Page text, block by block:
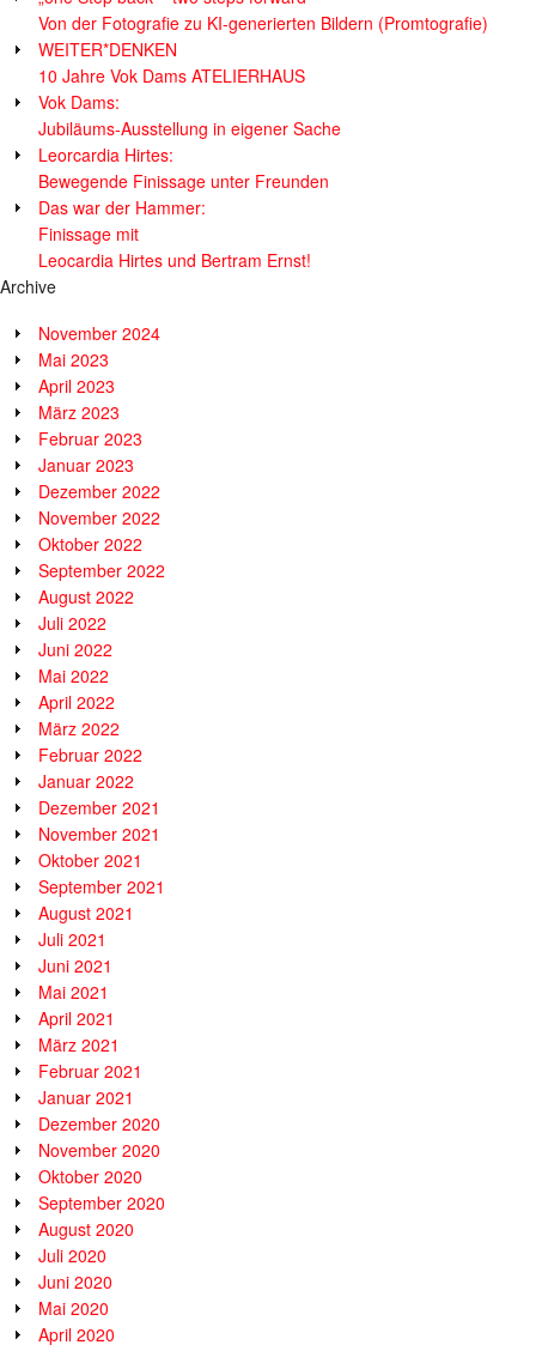
Von der Fotografie zu KI-generierten Bildern (Promtografie)
WEITER*DENKEN
10 Jahre Vok Dams ATELIERHAUS
Vok Dams:
Jubiläums-Ausstellung in eigener Sache
Leorcardia Hirtes:
Bewegende Finissage unter Freunden
Das war der Hammer:
Finissage mit
Leocardia Hirtes und Bertram Ernst!
Archive
November 2024
Mai 2023
April 2023
März 2023
Februar 2023
Januar 2023
Dezember 2022
November 2022
Oktober 2022
September 2022
August 2022
Juli 2022
Juni 2022
Mai 2022
April 2022
März 2022
Februar 2022
Januar 2022
Dezember 2021
November 2021
Oktober 2021
September 2021
August 2021
Juli 2021
Juni 2021
Mai 2021
April 2021
März 2021
Februar 2021
Januar 2021
Dezember 2020
November 2020
Oktober 2020
September 2020
August 2020
Juli 2020
Juni 2020
Mai 2020
April 2020